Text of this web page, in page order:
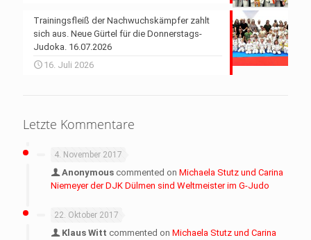
Trainingsfleiß der Nachwuchskämpfer zahlt
sich aus. Neue Gürtel für die Donnerstags-
Judoka. 16.07.2026
16. Juli 2026
Letzte Kommentare
4. November 2017
Anonymous commented on Michaela Stutz und Carina
Niemeyer der DJK Dülmen sind Weltmeister im G-Judo
22. Oktober 2017
Klaus Witt commented on Michaela Stutz und Carina